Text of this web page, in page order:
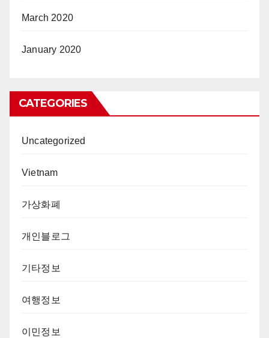
March 2020
January 2020
CATEGORIES
Uncategorized
Vietnam
가상화폐
개인블로그
기타정보
여행정보
이민정보